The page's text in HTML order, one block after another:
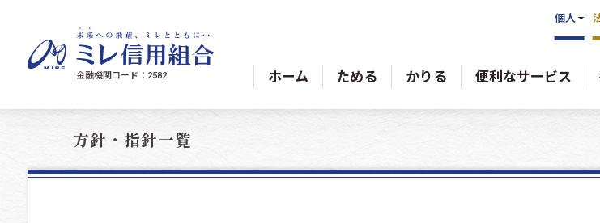
金融機関コード：2582
個人
ホーム ためる かりる 便利なサービス
方針・指針一覧